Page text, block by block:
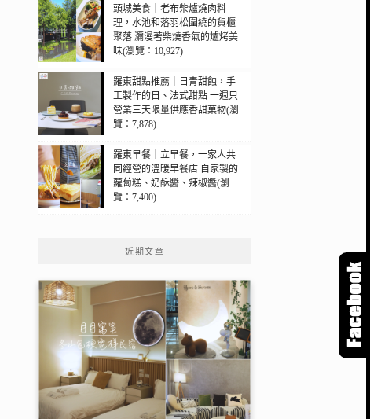
頭城美食｜老布柴爐燒肉料
理，水池和落羽松圍繞的貨櫃
聚落 瀰漫著柴燒香氣的爐烤美
味(瀏覽：10,927)
羅東甜點推薦｜日青甜蝕，手
工製作的日、法式甜點 一週只
營業三天限量供應香甜菓物(瀏
覽：7,878)
羅東早餐｜立早餐，一家人共
同經營的溫暖早餐店 自家製的
蘿蔔糕、奶酥醬、辣椒醬(瀏
覽：7,400)
近期文章